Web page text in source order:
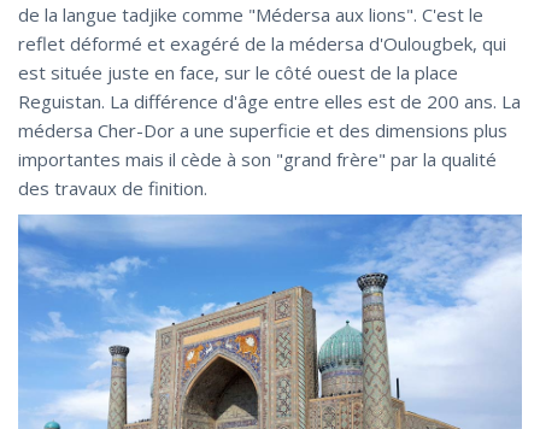
de la langue tadjike comme "Médersa aux lions". C'est le
reflet déformé et exagéré de la médersa d'Oulougbek, qui
est située juste en face, sur le côté ouest de la place
Reguistan. La différence d'âge entre elles est de 200 ans. La
médersa Cher-Dor a une superficie et des dimensions plus
importantes mais il cède à son "grand frère" par la qualité
des travaux de finition.